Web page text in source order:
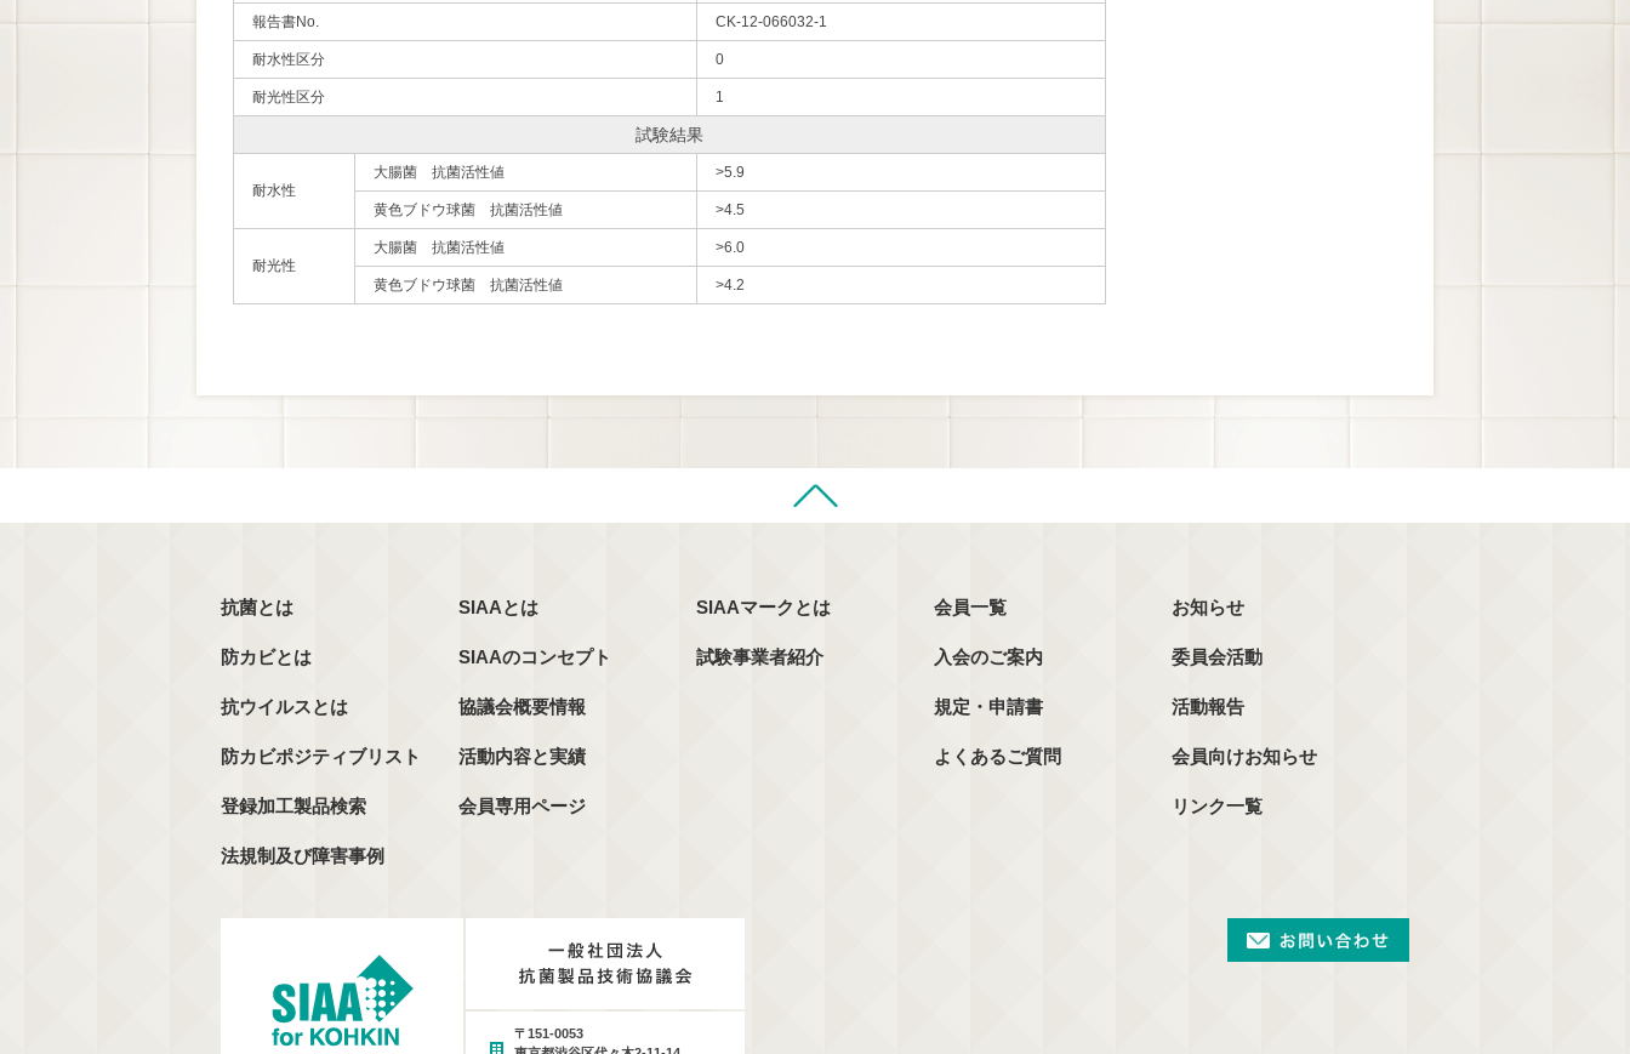
報告書No. CK-12-066032-1
耐水性区分 0
耐光性区分 1
試験結果
耐水性
大腸菌 抗菌活性値 >5.9
黄色ブドウ球菌 抗菌活性値 >4.5
耐光性
大腸菌 抗菌活性値 >6.0
黄色ブドウ球菌 抗菌活性値 >4.2
抗菌とは
防カビとは
抗ウイルスとは
防カビポジティブリスト
登録加工製品検索
法規制及び障害事例
SIAAとは
SIAAのコンセプト
協議会概要情報
活動内容と実績
会員専用ページ
SIAAマークとは
試験事業者紹介
会員一覧
入会のご案内
規定・申請書
よくあるご質問
お知らせ
委員会活動
活動報告
会員向けお知らせ
リンク一覧
〒151-0053